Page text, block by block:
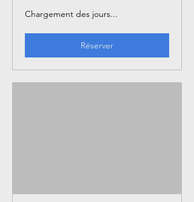
Chargement des jours...
Réserver